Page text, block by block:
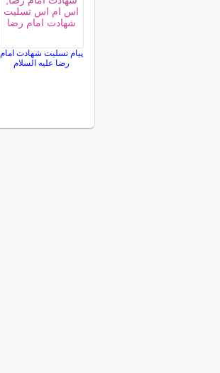
پیام تسلیت شهادت امام
رضا علیه السلام